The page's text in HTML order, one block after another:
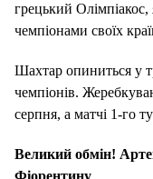
грецький
чемпіонами своїх
Шахтар опиниться у
чемпіонів.
серпня, а матчі 1-го
Великий обмін!
Фіорентину